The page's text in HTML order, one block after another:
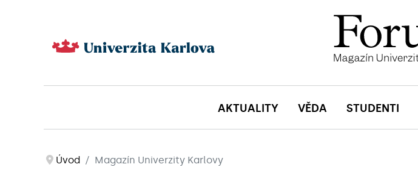
AKTUALITY VĚDA STUDENTI
Úvod Magazín Univerzity Karlovy